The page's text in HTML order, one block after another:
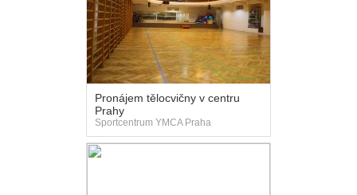
Pronájem tělocvičny v centru
Prahy
Sportcentrum YMCA Praha